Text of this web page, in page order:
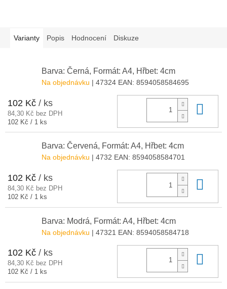
Varianty Popis Hodnocení Diskuze
Barva: Černá, Formát: A4, Hřbet: 4cm
Na objednávku | 47324 EAN: 8594058584695
102 Kč / ks
84,30 Kč bez DPH
Měrná
102 Kč / 1 ks
Barva: Červená, Formát: A4, Hřbet: 4cm
Na objednávku | 4732 EAN: 8594058584701
102 Kč / ks
84,30 Kč bez DPH
Měrná
102 Kč / 1 ks
Barva: Modrá, Formát: A4, Hřbet: 4cm
Na objednávku | 47321 EAN: 8594058584718
102 Kč / ks
84,30 Kč bez DPH
Měrná
102 Kč / 1 ks